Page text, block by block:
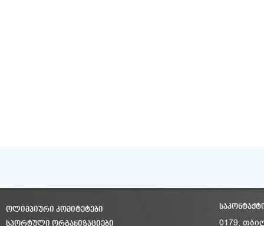
ᲝᲚᲘᲛᲞᲘᲣᲠᲘ ᲙᲝᲛᲘᲢᲔᲢᲔᲑᲘ
0179,